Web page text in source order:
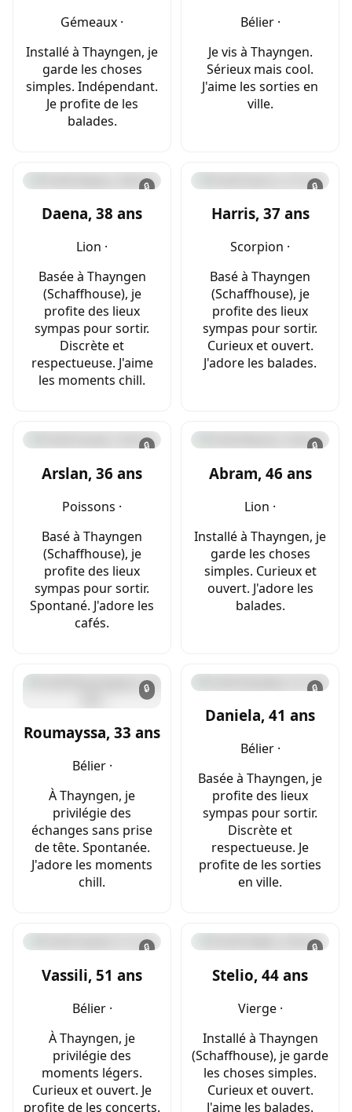
Gémeaux ·
Installé à Thayngen, je
garde les choses
simples. Indépendant.
Je profite de les
balades.
Bélier ·
Je vis à Thayngen.
Sérieux mais cool.
J'aime les sorties en
ville.
🔒
Daena, 38 ans
Lion ·
Basée à Thayngen
(Schaffhouse), je
profite des lieux
sympas pour sortir.
Discrète et
respectueuse. J'aime
les moments chill.
🔒
Harris, 37 ans
Scorpion ·
Basé à Thayngen
(Schaffhouse), je
profite des lieux
sympas pour sortir.
Curieux et ouvert.
J'adore les balades.
🔒
Arslan, 36 ans
Poissons ·
Basé à Thayngen
(Schaffhouse), je
profite des lieux
sympas pour sortir.
Spontané. J'adore les
cafés.
🔒
Abram, 46 ans
Lion ·
Installé à Thayngen, je
garde les choses
simples. Curieux et
ouvert. J'adore les
balades.
🔒
Roumayssa, 33 ans
Bélier ·
À Thayngen, je
privilégie des
échanges sans prise
de tête. Spontanée.
J'adore les moments
chill.
🔒
Daniela, 41 ans
Bélier ·
Basée à Thayngen, je
profite des lieux
sympas pour sortir.
Discrète et
respectueuse. Je
profite de les sorties
en ville.
🔒
Vassili, 51 ans
Bélier ·
À Thayngen, je
privilégie des
moments légers.
Curieux et ouvert. Je
profite de les concerts.
🔒
Stelio, 44 ans
Vierge ·
Installé à Thayngen
(Schaffhouse), je garde
les choses simples.
Curieux et ouvert.
J'aime les balades.